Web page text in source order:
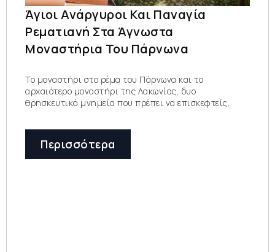
Άγιοι Ανάργυροι Και Παναγία
Ρεματιανή Στα Άγνωστα
Μοναστήρια Του Πάρνωνα
Το μοναστήρι στο ρέμα του Πάρνωνα και το
αρχαιότερο μοναστήρι της Λακωνίας, δυο
θρησκευτικά μνημεία που πρέπει να επισκεφτείς.
Περισσότερα